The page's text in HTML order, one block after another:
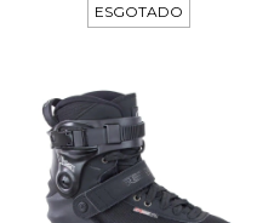
ESGOTADO